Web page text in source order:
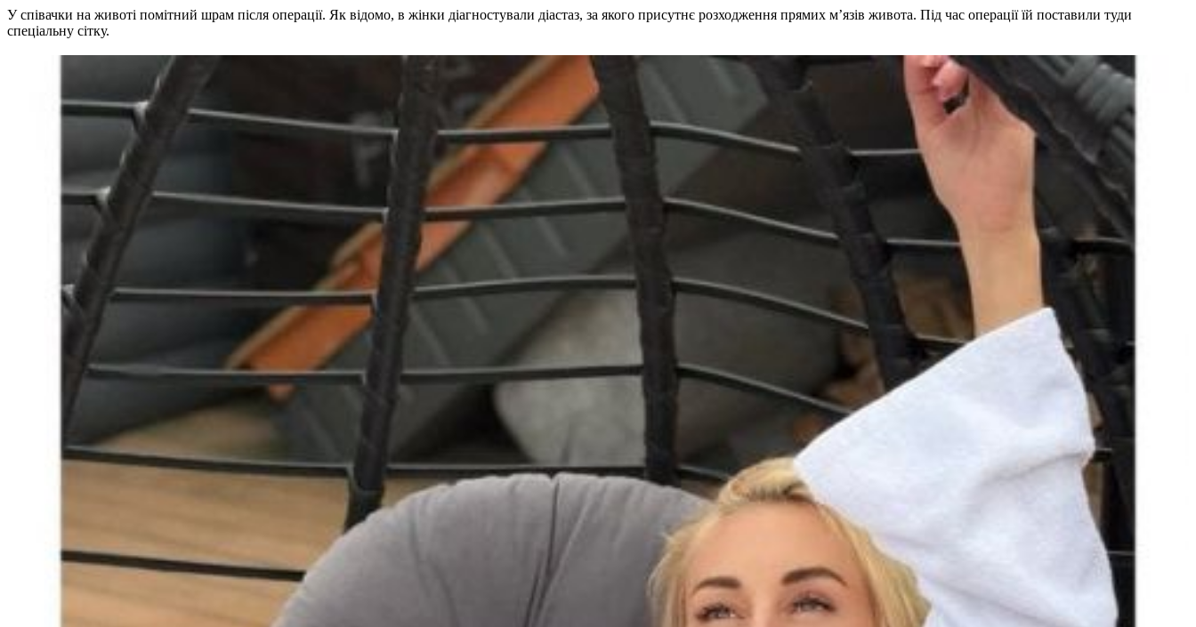
У співачки на животі помітний шрам після операції. Як відомо, в жінки діагностували діастаз, за якого присутнє розходження прямих м’язів живота. Під час операції їй поставили туди
спеціальну сітку.